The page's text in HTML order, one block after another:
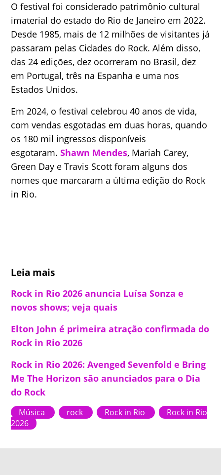
O festival foi considerado patrimônio cultural
imaterial do estado do Rio de Janeiro em 2022.
Desde 1985, mais de 12 milhões de visitantes já
passaram pelas Cidades do Rock. Além disso,
das 24 edições, dez ocorreram no Brasil, dez
em Portugal, três na Espanha e uma nos
Estados Unidos.
Em 2024, o festival celebrou 40 anos de vida,
com vendas esgotadas em duas horas, quando
os 180 mil ingressos disponíveis
esgotaram.Shawn Mendes, Mariah Carey,
Green Day e Travis Scott foram alguns dos
nomes que marcaram a última edição do Rock
in Rio.
Leia mais
Rock in Rio 2026 anuncia Luísa Sonza e
novos shows; veja quais
Elton John é primeira atração confirmada do
Rock in Rio 2026
Rock in Rio 2026: Avenged Sevenfold e Bring
Me The Horizon são anunciados para o Dia
do Rock
Música rock Rock in Rio
Rock in Rio
2026